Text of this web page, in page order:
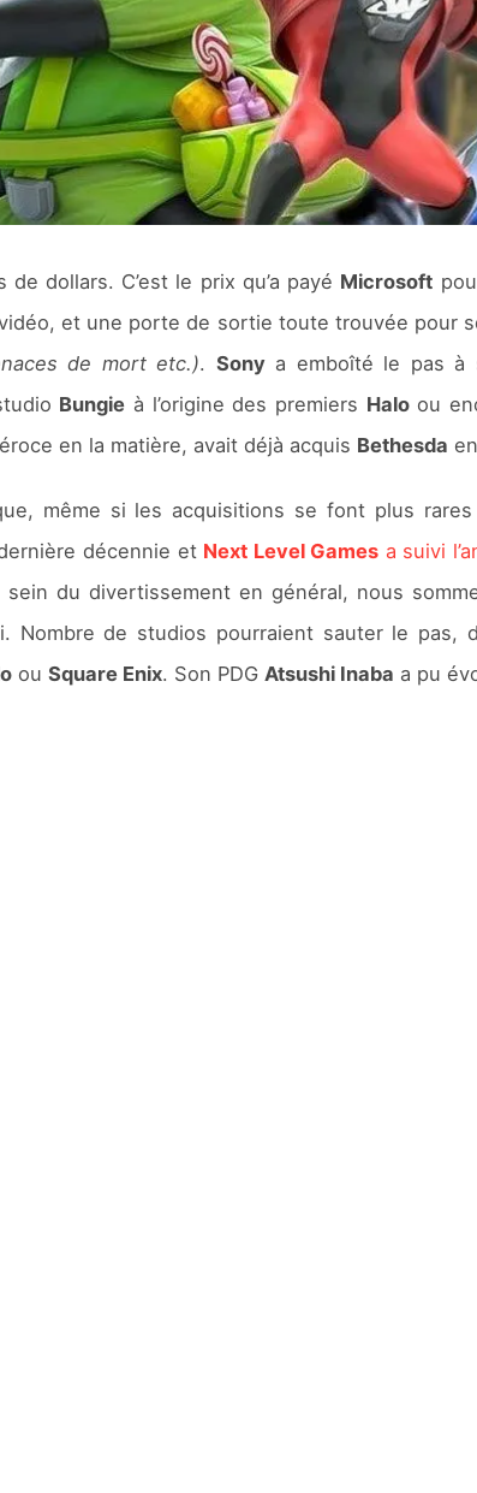
dollars. C’est le prix qu’a payé Microsoft
et une porte de sortie toute trouvée pour
de mort etc.). Sonya emboîté le pas à
Bungie à l’origine des premiers Haloou
en la matière, avait déjà acquis Bethesda
même si les acquisitions se font plus
décennie et Next Level Games a suivi
du divertissement en général, nous
Nombre de studios pourraient sauter le pas,
ou Square Enix. Son PDGAtsushi Inaba a pu